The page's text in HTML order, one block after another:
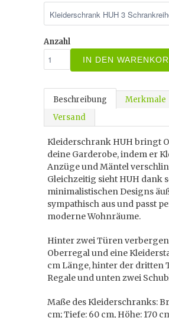
Anzahl
IN DEN
Beschreibung
Merkmale
Versand
Kleiderschrank HUH bringt
deine Garderobe, indem er
Anzüge und Mäntel
Gleichzeitig sieht HUH dank
minimalistischen Designs
sympathisch aus und passt
moderne Wohnräume.
Hinter zwei Türen
Oberregal und eine
cm Länge, hinter der dritten
Regale und unten zwei
Maße des Kleiderschranks:
cm; Tiefe: 60 cm, Höhe: 170